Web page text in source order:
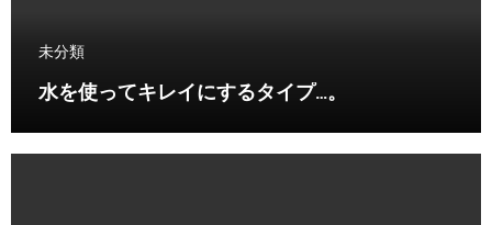
未分類
水を使ってキレイにするタイプ…。